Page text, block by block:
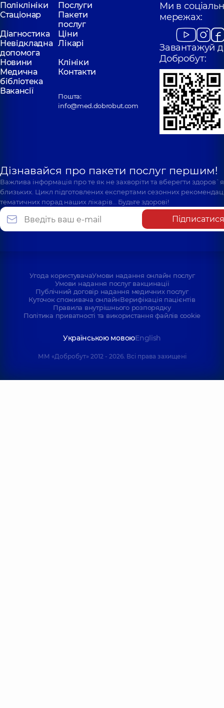
Поліклініки
Послуги
Стаціонар
Пакети
послуг
Діагностика
Ціни
Невідкладна
допомога
Лікарі
Новини
Клініки
Медична
бібліотека
Контакти
Вакансії
Пошта:
info@med.dobrobut.com
Ми в
мережах:
Завантажуй
Добробут:
Дізнавайся про пакети послуг першим!
Важлива інформація про те як не захворіти та вберегти
близьких. Цикл підготовлених експертами сезонних
тематичних порад наших лікарів… Будьте здорові!
Підписатися
Угода користувачаУмови надання онлайн послуг
Умови надання послуг вакцинації
Публічний договір надання медичних послуг
Куточок споживача онлайнВерифікація пацієнтів
Правила внутрішнього розпорядку
Політика приватності та використання файлів cookie
Українською мовоюEnglish
ММ «Добробут» 2012 - 2026. Всі права захищені